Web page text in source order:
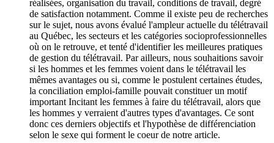
réalisées, organisation du travail, conditions de travail, degré
de satisfaction notamment. Comme il existe peu de recherches
sur le sujet, nous avons évalué l'ampleur actuelle du télétravail
au Québec, les secteurs et les catégories socioprofessionnelles
où on le retrouve, et tenté d'identifier les meilleures pratiques
de gestion du télétravail. Par ailleurs, nous souhaitions savoir
si les hommes et les femmes voient dans le télétravail les
mêmes avantages ou si, comme le postulent certaines études,
la conciliation emploi-famille pouvait constituer un motif
important Incitant les femmes à faire du télétravail, alors que
les hommes y verraient d'autres types d'avantages. Ce sont
donc ces derniers objectifs et l'hypothèse de différenciation
selon le sexe qui forment le coeur de notre article.